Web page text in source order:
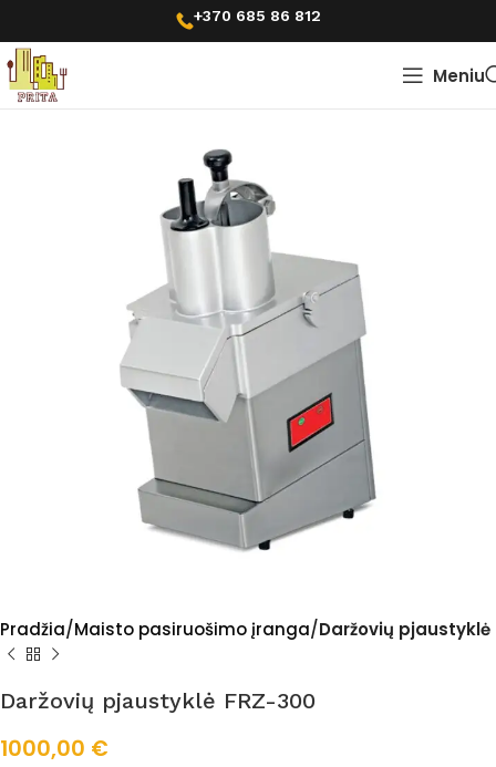
+370 685 86 812
Meniu
Pradžia Maisto pasiruošimo įranga Daržovių pjaustyklė
Daržovių pjaustyklė FRZ-300
1000,00 €